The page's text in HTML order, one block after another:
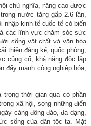
chủ nghĩa, nâng cao được
nước tăng gấp 2.6 lần,
nhập kinh tế quốc tế có biến
các lĩnh vực chăm sóc sức
sống vật chất và văn hóa
thiện đáng kể; quốc phòng,
củng cố; khả năng độc lập
đẩy mạnh công nghiệp hóa,
trong thời gian qua có phần
xã hội, song những điển
càng đông đảo, đa dạng,
sống của dân tộc ta. Mặt